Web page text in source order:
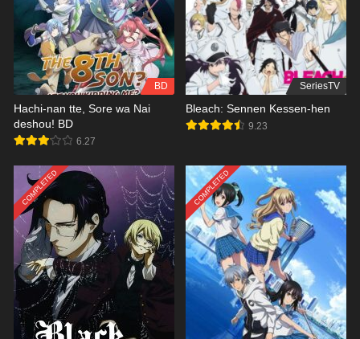
BD
Hachi-nan tte, Sore wa Nai
deshou! BD
6.27
SeriesTV
Bleach: Sennen Kessen-hen
9.23
COMPLETED COMPLETED